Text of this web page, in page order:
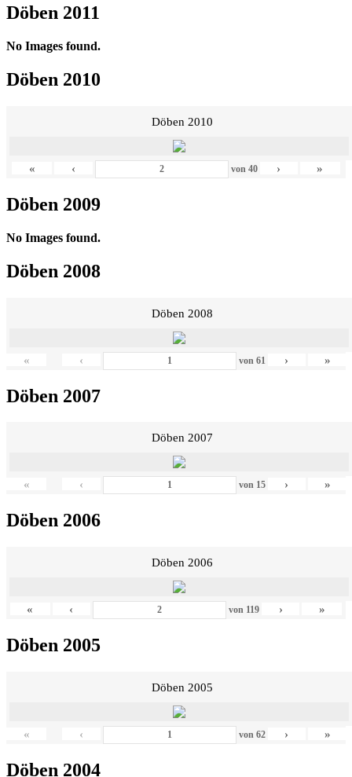
Döben 2011
No Images found.
Döben 2010
Döben 2010
« ‹ von 40 › »
Döben 2009
No Images found.
Döben 2008
Döben 2008
« ‹ von 61 › »
Döben 2007
Döben 2007
« ‹ von 15 › »
Döben 2006
Döben 2006
« ‹ von 119 › »
Döben 2005
Döben 2005
« ‹ von 62 › »
Döben 2004